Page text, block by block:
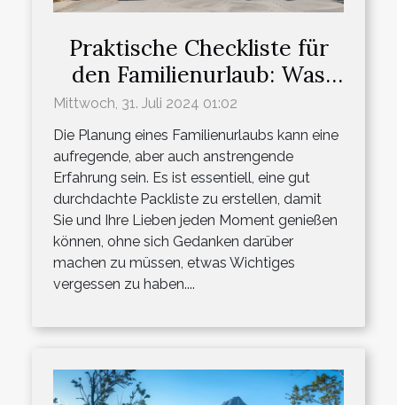
Praktische Checkliste für
den Familienurlaub: Was
einpacken?
Mittwoch, 31. Juli 2024 01:02
Die Planung eines Familienurlaubs kann eine
aufregende, aber auch anstrengende
Erfahrung sein. Es ist essentiell, eine gut
durchdachte Packliste zu erstellen, damit
Sie und Ihre Lieben jeden Moment genießen
können, ohne sich Gedanken darüber
machen zu müssen, etwas Wichtiges
vergessen zu haben....